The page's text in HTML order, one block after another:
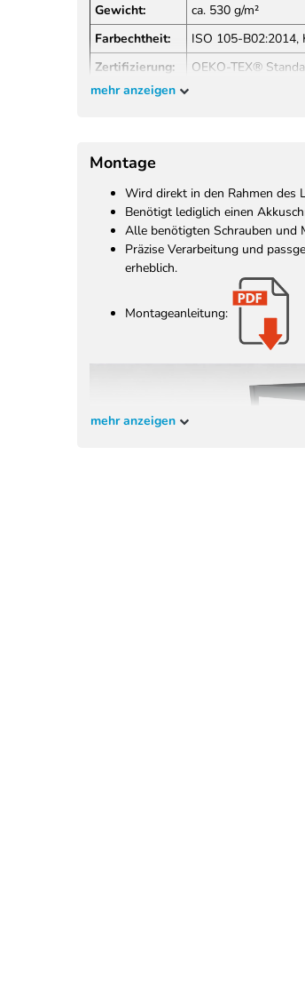
Gewicht:
ca. 530 g/m²
Farbechtheit:
ISO 105-B02:2014,
Zertifizierung:
OEKO-TEX®
Brandschutz:
mehr anzeigen
Montage
Wird direkt in den Rahmen des
Benötigt lediglich einen
Alle benötigten Schrauben und
Präzise Verarbeitung und
erheblich.
Montageanleitung:
mehr anzeigen